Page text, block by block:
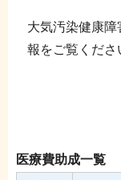
大気汚染健康
報をご覧くださ
医療費助成一覧